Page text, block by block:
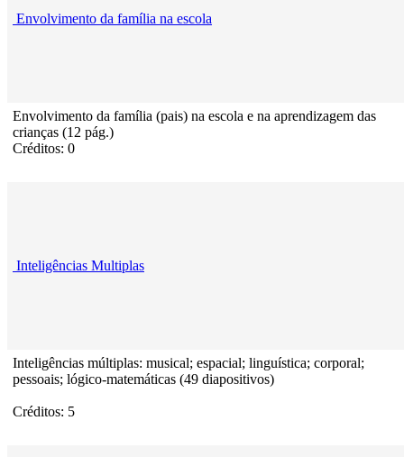
Envolvimento da família na escola
Envolvimento da família (pais) na escola e na aprendizagem das
crianças (12 pág.)
Créditos: 0
Inteligências Multiplas
Inteligências múltiplas: musical; espacial; linguística; corporal;
pessoais; lógico-matemáticas (49 diapositivos)
Créditos: 5